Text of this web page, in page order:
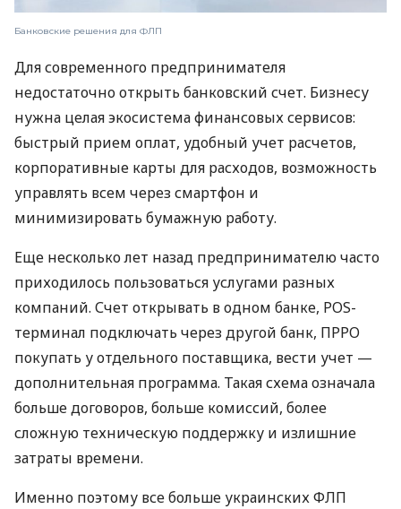
Банковские решения для ФЛП
Для современного предпринимателя
недостаточно открыть банковский счет. Бизнесу
нужна целая экосистема финансовых сервисов:
быстрый прием оплат, удобный учет расчетов,
корпоративные карты для расходов, возможность
управлять всем через смартфон и
минимизировать бумажную работу.
Еще несколько лет назад предпринимателю часто
приходилось пользоваться услугами разных
компаний. Счет открывать в одном банке, POS-
терминал подключать через другой банк, ПРРО
покупать у отдельного поставщика, вести учет —
дополнительная программа. Такая схема означала
больше договоров, больше комиссий, более
сложную техническую поддержку и излишние
затраты времени.
Именно поэтому все больше украинских ФЛП